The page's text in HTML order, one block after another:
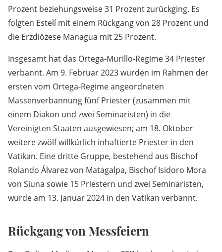
Prozent beziehungsweise 31 Prozent zurückging. Es
folgten Estelí mit einem Rückgang von 28 Prozent und
die Erzdiözese Managua mit 25 Prozent.
Insgesamt hat das Ortega-Murillo-Regime 34 Priester
verbannt. Am 9. Februar 2023 wurden im Rahmen der
ersten vom Ortega-Regime angeordneten
Massenverbannung fünf Priester (zusammen mit
einem Diakon und zwei Seminaristen) in die
Vereinigten Staaten ausgewiesen; am 18. Oktober
weitere zwölf willkürlich inhaftierte Priester in den
Vatikan. Eine dritte Gruppe, bestehend aus Bischof
Rolando Álvarez von Matagalpa, Bischof Isidoro Mora
von Siuna sowie 15 Priestern und zwei Seminaristen,
wurde am 13. Januar 2024 in den Vatikan verbannt.
Rückgang von Messfeiern